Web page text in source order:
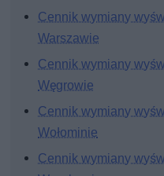
Cennik wymiany
Warszawie
Cennik wymiany
Węgrowie
Cennik wymiany
Wołominie
Cennik wymiany